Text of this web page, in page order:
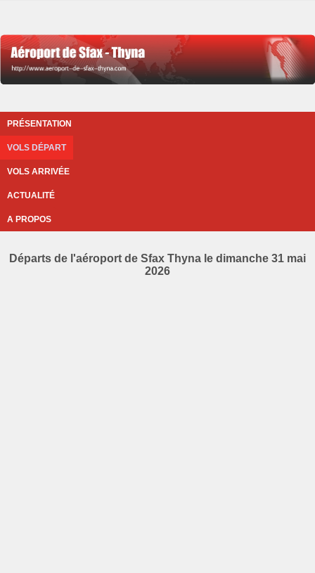
PRÉSENTATION
VOLS DÉPART
VOLS ARRIVÉE
ACTUALITÉ
A PROPOS
Départs de l'aéroport de Sfax Thyna le dimanche 31 mai
2026